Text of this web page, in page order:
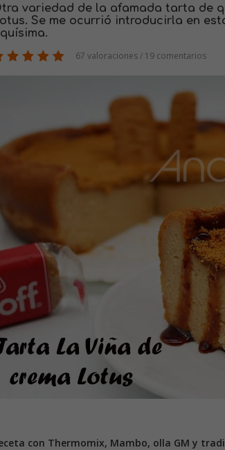
variedad de la afamada tarta de
Se me ocurrió introducirla en
67 valoraciones / 19 comentarios
con Thermomix, Mambo, olla GM y